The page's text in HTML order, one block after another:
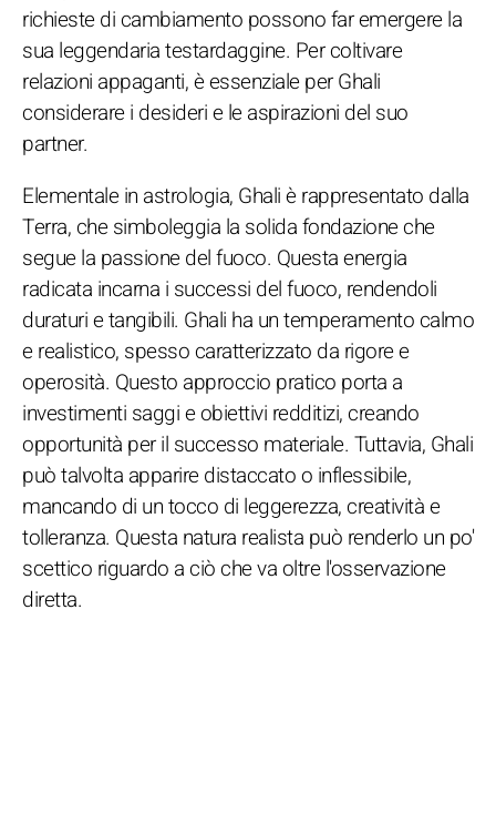
richieste di cambiamento possono far emergere la
sua leggendaria testardaggine. Per coltivare
relazioni appaganti, è essenziale per Ghali
considerare i desideri e le aspirazioni del suo
partner.
Elementale in astrologia, Ghali è rappresentato dalla
Terra, che simboleggia la solida fondazione che
segue la passione del fuoco. Questa energia
radicata incarna i successi del fuoco, rendendoli
duraturi e tangibili. Ghali ha un temperamento calmo
e realistico, spesso caratterizzato da rigore e
operosità. Questo approccio pratico porta a
investimenti saggi e obiettivi redditizi, creando
opportunità per il successo materiale. Tuttavia, Ghali
può talvolta apparire distaccato o inflessibile,
mancando di un tocco di leggerezza, creatività e
tolleranza. Questa natura realista può renderlo un po'
scettico riguardo a ciò che va oltre l'osservazione
diretta.